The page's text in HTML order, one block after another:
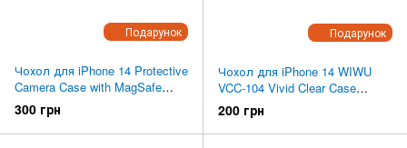
Подарунок
Чохол для iPhone 14 Protective
Camera Case with MagSafe
(Cangling Green)
300 грн
Подарунок
Чохол для iPhone 14 WIWU
VCC-104 Vivid Clear Case
Series (Black)
200 грн